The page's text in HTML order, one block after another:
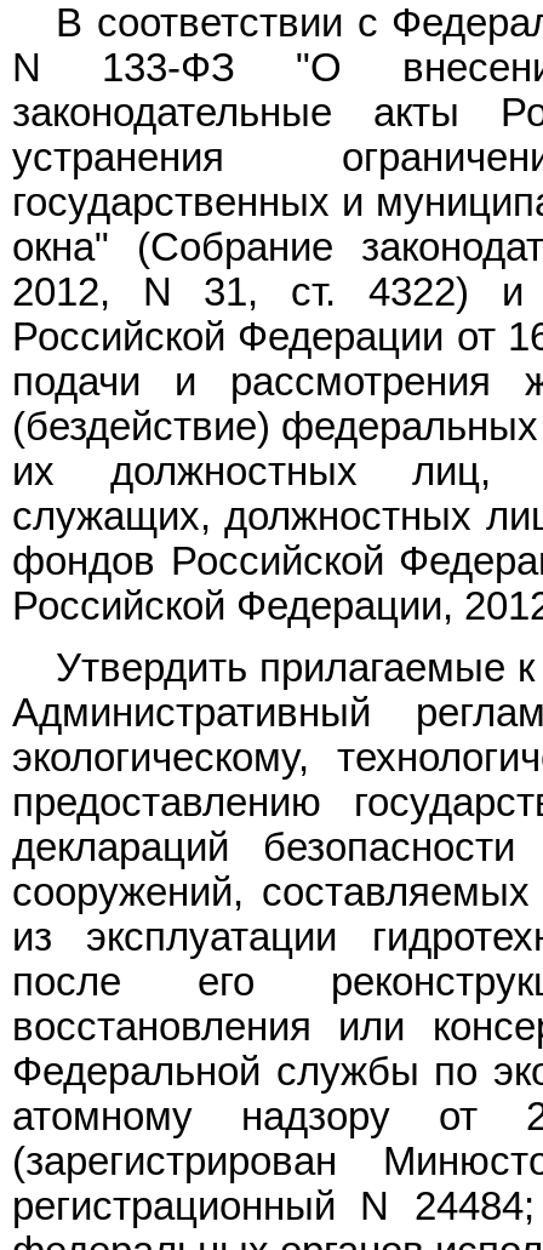
В соответствии с
N 133-ФЗ "О
законодательные акты
устранения
государственных и
окна" (Собрание
2012, N 31, ст. 4322)
Российской Федерации от
подачи и
(бездействие)
их должностных лиц,
служащих, должностных
фондов Российской
Российской Федерации,
Утвердить прилагаемые
Административный
экологическому,
предоставлению
деклараций безопасности
сооружений,
из эксплуатации
после его
восстановления или
Федеральной службы по
атомному надзору
(зарегистрирован
регистрационный N